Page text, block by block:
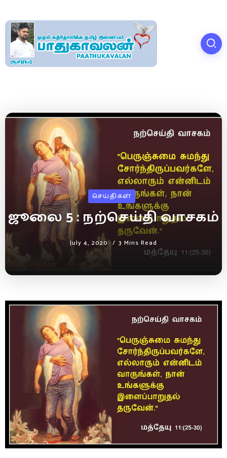
செய்திகள்
ஜூலை 5 : நற்செய்தி வாசகம்
July 4, 2020 3 Mins Read